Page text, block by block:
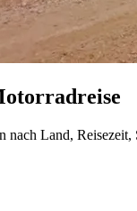
nach Land,